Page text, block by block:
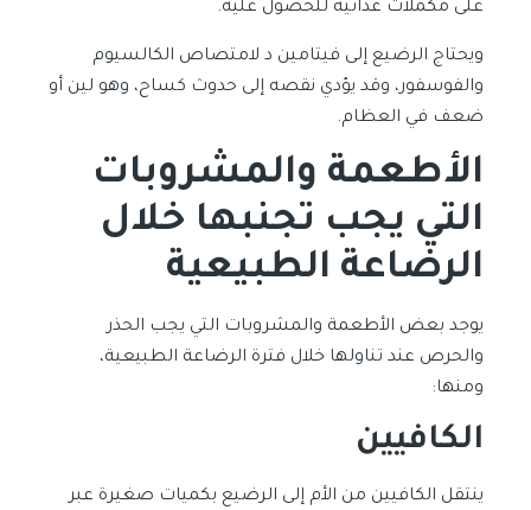
على مكملات غذائية للحصول عليه.
ويحتاج الرضيع إلى فيتامين د لامتصاص الكالسيوم
والفوسفور، وقد يؤدي نقصه إلى حدوث كساح، وهو لين أو
ضعف في العظام.
الأطعمة والمشروبات
التي يجب تجنبها خلال
الرضاعة الطبيعية
يوجد بعض الأطعمة والمشروبات التي يجب الحذر
والحرص عند تناولها خلال فترة الرضاعة الطبيعية،
ومنها:
الكافيين
ينتقل الكافيين من الأم إلى الرضيع بكميات صغيرة عبر